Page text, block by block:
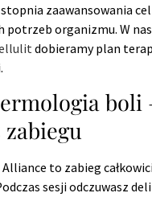
stopnia zaawansowania
potrzeb organizmu. W
dobieramy plan
zabiegu
to zabieg
sesji odczuwasz